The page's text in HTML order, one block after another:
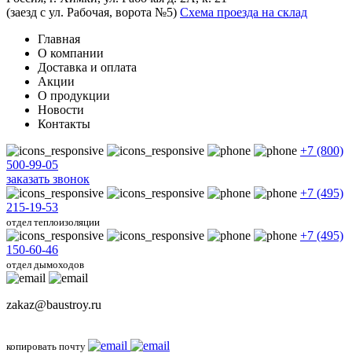
(заезд с ул. Рабочая, ворота №5) Схема проезда на склад
Главная
О компании
Доставка и оплата
Акции
О продукции
Новости
Контакты
+7 (800)
500-99-05
заказать звонок
+7 (495)
215-19-53
отдел теплоизоляции
+7 (495)
150-60-46
отдел дымоходов
zakaz@baustroy.ru
копировать почту